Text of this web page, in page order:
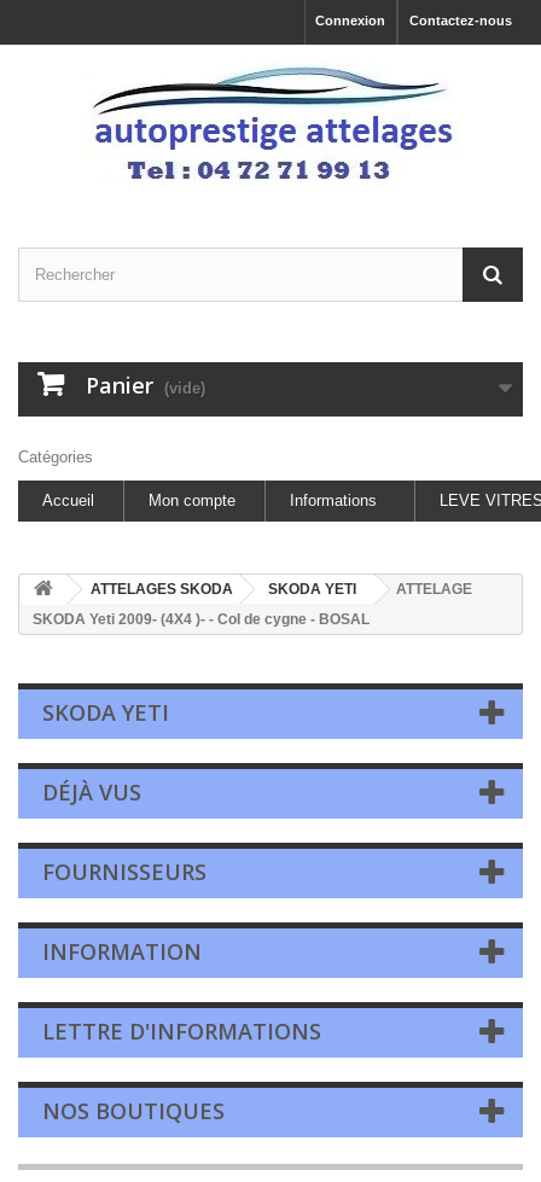
Contactez-nous
Connexion
Panier (vide)
Catégories
Accueil Mon compte Informations LEVE
ATTELAGES SKODA SKODA YETI
ATTELAGE
SKODA Yeti 2009- (4X4 )- - Col de cygne - BOSAL
SKODA YETI
DÉJÀ VUS
FOURNISSEURS
INFORMATION
LETTRE D'INFORMATIONS
NOS BOUTIQUES